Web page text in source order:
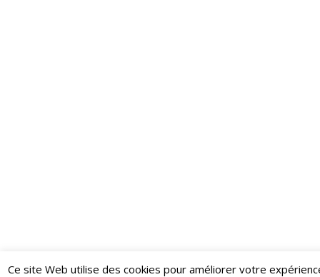
Ce site Web utilise des cookies pour améliorer votre